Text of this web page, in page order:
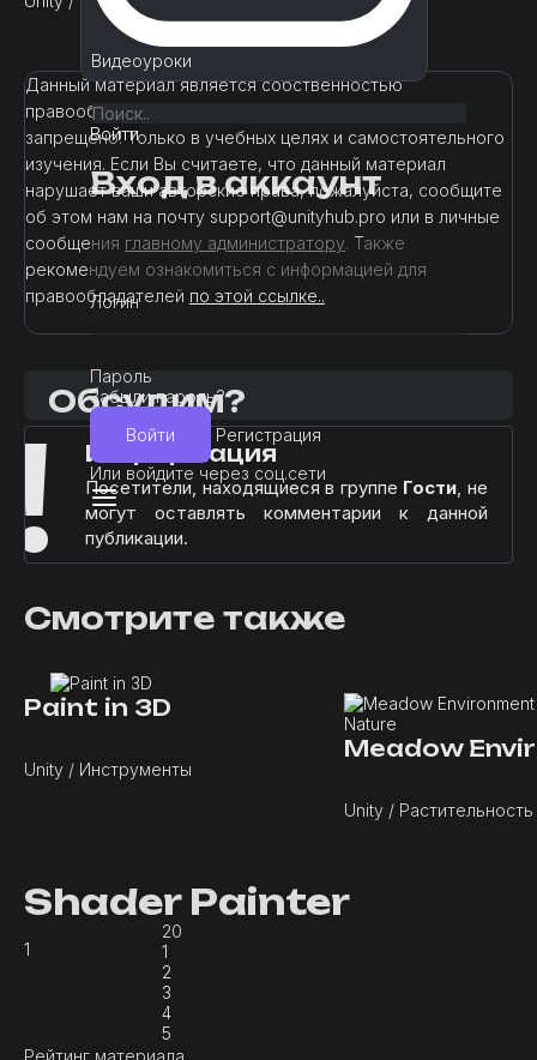
Видеоуроки
Войти
Вход в аккаунт
Логин
Пароль
Забыли пароль?
Войти
Регистрация
Или войдите через соц.сети
Данный материал является собственностью
правообладателя. Использование в коммерции -
запрещено! Только в учебных целях и самостоятельного
изучения. Если Вы считаете, что данный материал
нарушает ваши авторские права, пожалуйста, сообщите
об этом нам на почту support@unityhub.pro или в личные
сообщения главному администратору. Также
рекомендуем ознакомиться с информацией для
правообладателей по этой ссылке..
Обсудим?
! Информация
Посетители, находящиеся в группе Гости, не
могут оставлять комментарии к данной
публикации.
Смотрите также
Paint in 3D
Unity / Инструменты
Shader Painter
1
20
1
2
3
4
5
Рейтинг материала